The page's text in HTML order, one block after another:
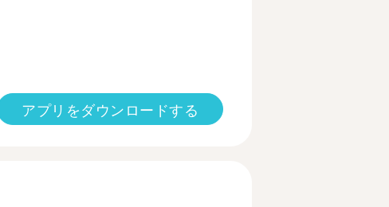
アプリをダウンロードする